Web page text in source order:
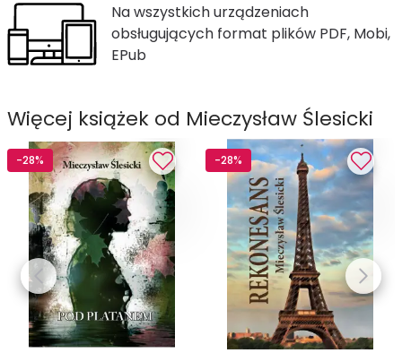
Na wszystkich urządzeniach
obsługujących format plików PDF, Mobi,
EPub
Więcej książek od Mieczysław Ślesicki
-28% -28%